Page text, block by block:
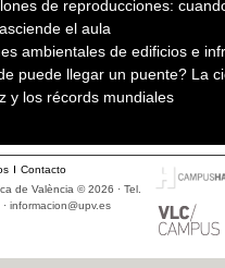
de reproducciones:
el aula
ambientales de edificios e
puede llegar un puente? La
y los récords mundiales
Contacto
de València © 2026 · Tel.
informacion@upv.es